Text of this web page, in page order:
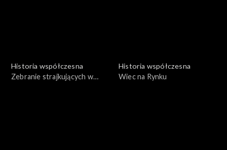
Historia współczesna
Zebranie strajkujących w
Historia współczesna
Wiec na Rynku